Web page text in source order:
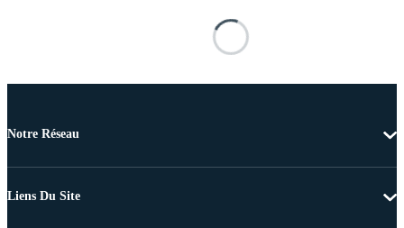
Notre Réseau
Liens Du Site